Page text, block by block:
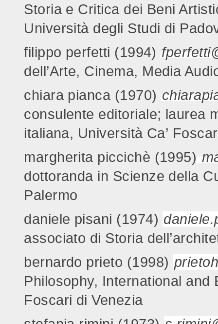
Storia e Critica dei Beni
Università degli Studi di
filippo perfetti (1994)
dell’Arte, Cinema, Media
chiara pianca (1970)
consulente editoriale; laurea
italiana, Università Ca’
margherita piccichè (1995)
dottoranda in Scienze della
Palermo
daniele pisani (1974)
associato di Storia
bernardo prieto (1998)
Philosophy, International and
Foscari di Venezia